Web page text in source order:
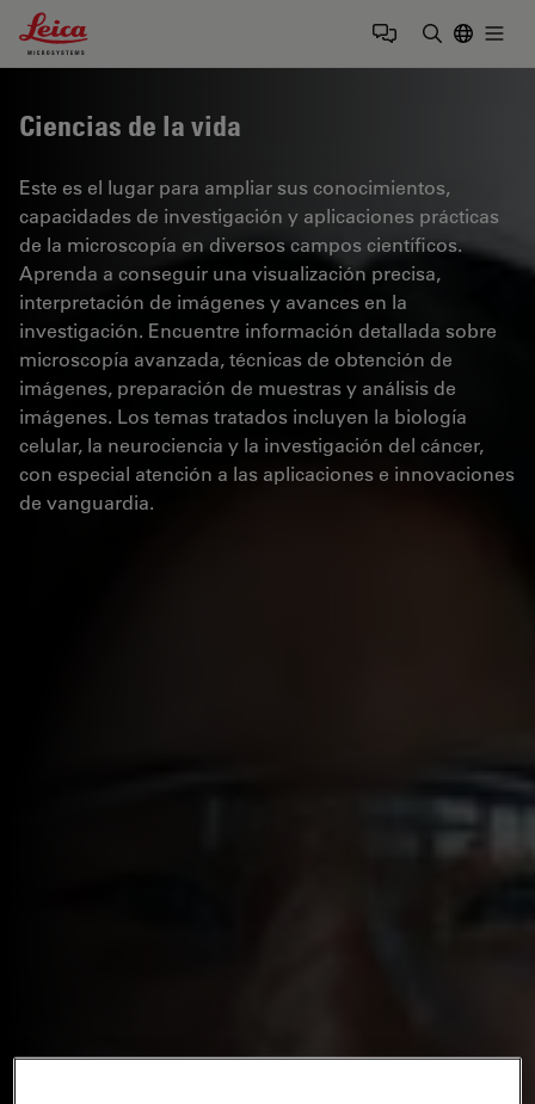
Leica Microsystems Logo
Ciencias de la vida
Este es el lugar para ampliar sus conocimientos,
capacidades de investigación y aplicaciones prácticas
de la microscopía en diversos campos científicos.
Aprenda a conseguir una visualización precisa,
interpretación de imágenes y avances en la
investigación. Encuentre información detallada sobre
microscopía avanzada, técnicas de obtención de
imágenes, preparación de muestras y análisis de
imágenes. Los temas tratados incluyen la biología
celular, la neurociencia y la investigación del cáncer,
con especial atención a las aplicaciones e innovaciones
de vanguardia.